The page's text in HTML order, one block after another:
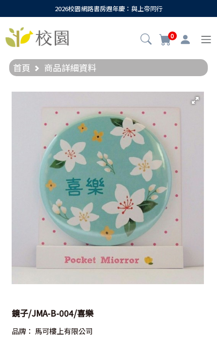
2026校園網路書房週年慶：與上帝同行
0
首頁 商品詳細資料
鏡子/JMA-B-004/喜樂
品牌： 馬可樓上有限公司